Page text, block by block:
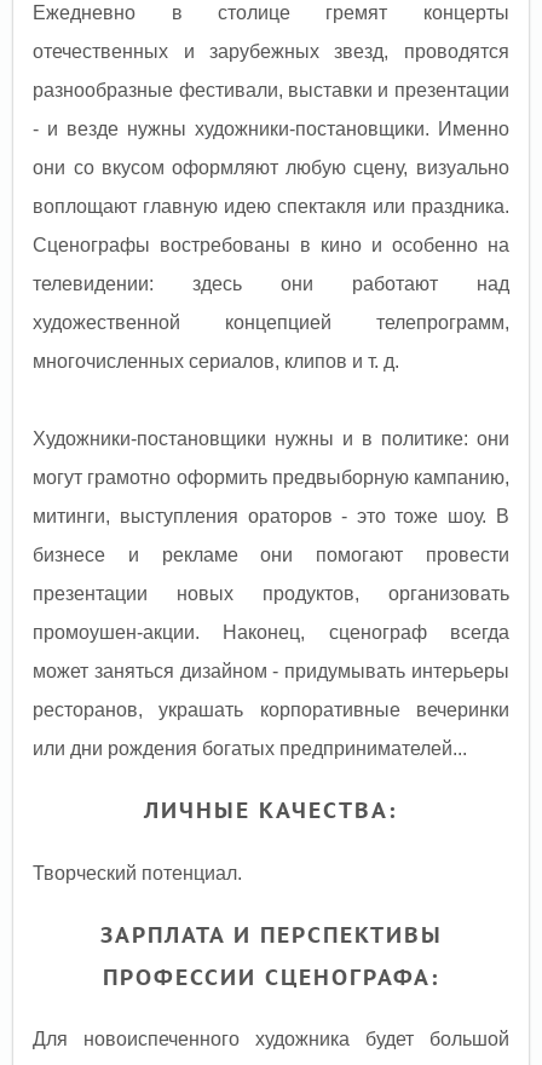
Ежедневно в столице гремят концерты
отечественных и зарубежных звезд, проводятся
разнообразные фестивали, выставки и презентации
- и везде нужны художники-постановщики. Именно
они со вкусом оформляют любую сцену, визуально
воплощают главную идею спектакля или праздника.
Сценографы востребованы в кино и особенно на
телевидении: здесь они работают над
художественной концепцией телепрограмм,
многочисленных сериалов, клипов и т. д.
Художники-постановщики нужны и в политике: они
могут грамотно оформить предвыборную кампанию,
митинги, выступления ораторов - это тоже шоу. В
бизнесе и рекламе они помогают провести
презентации новых продуктов, организовать
промоушен-акции. Наконец, сценограф всегда
может заняться дизайном - придумывать интерьеры
ресторанов, украшать корпоративные вечеринки
или дни рождения богатых предпринимателей...
ЛИЧНЫЕ КАЧЕСТВА:
Творческий потенциал.
ЗАРПЛАТА И ПЕРСПЕКТИВЫ
ПРОФЕССИИ СЦЕНОГРАФА:
Для новоиспеченного художника будет большой